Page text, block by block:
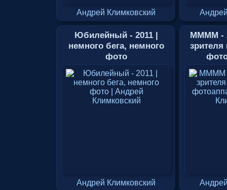
Андрей Климковский
Юбилейный - 2011 |
немного бега, немного
фото
Андрей Климковский
ММММ -
зрителя